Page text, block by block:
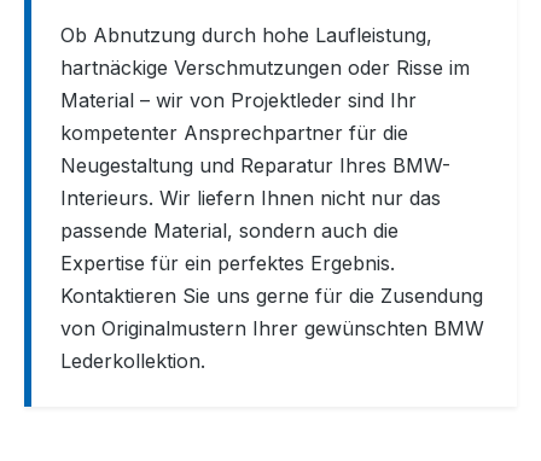
Ob Abnutzung durch hohe Laufleistung,
hartnäckige Verschmutzungen oder Risse im
Material – wir von Projektleder sind Ihr
kompetenter Ansprechpartner für die
Neugestaltung und Reparatur Ihres BMW-
Interieurs. Wir liefern Ihnen nicht nur das
passende Material, sondern auch die
Expertise für ein perfektes Ergebnis.
Kontaktieren Sie uns gerne für die Zusendung
von Originalmustern Ihrer gewünschten BMW
Lederkollektion.